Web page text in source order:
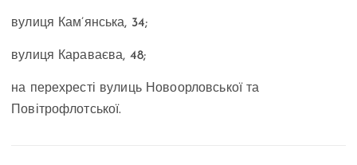
вулиця Кам’янська, 34;
вулиця Караваєва, 48;
на перехресті вулиць Новоорловської та
Повітрофлотської.